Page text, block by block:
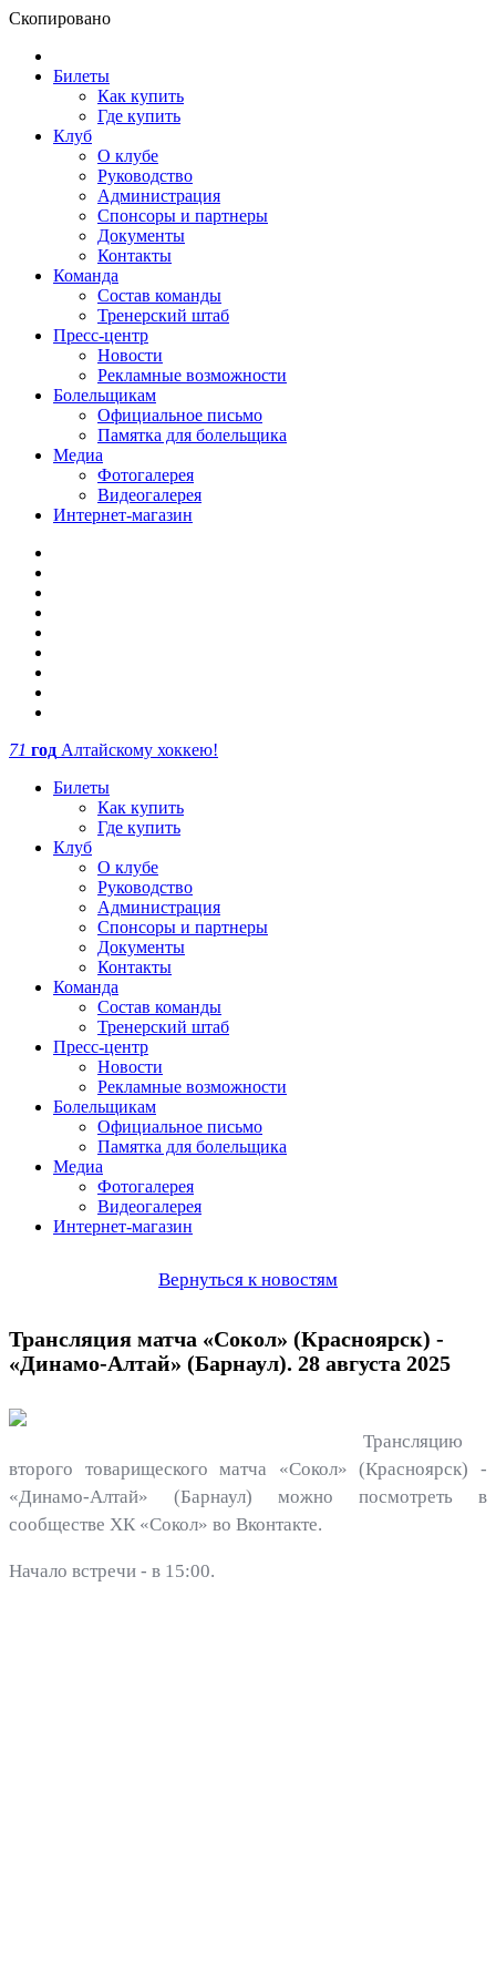
Скопировано
Билеты
Как купить
Где купить
Клуб
О клубе
Руководство
Администрация
Спонсоры и партнеры
Документы
Контакты
Команда
Состав команды
Тренерский штаб
Пресс-центр
Новости
Рекламные возможности
Болельщикам
Официальное письмо
Памятка для болельщика
Медиа
Фотогалерея
Видеогалерея
Интернет-магазин
71 год Алтайскому хоккею!
Билеты
Как купить
Где купить
Клуб
О клубе
Руководство
Администрация
Спонсоры и партнеры
Документы
Контакты
Команда
Состав команды
Тренерский штаб
Пресс-центр
Новости
Рекламные возможности
Болельщикам
Официальное письмо
Памятка для болельщика
Медиа
Фотогалерея
Видеогалерея
Интернет-магазин
Вернуться к новостям
Трансляция матча «Сокол» (Красноярск) -
«Динамо-Алтай» (Барнаул). 28 августа 2025
Трансляцию
второго товарищеского матча «Сокол» (Красноярск) -
«Динамо-Алтай» (Барнаул) можно посмотреть в
сообществе ХК «Сокол» во Вконтакте.
Начало встречи - в 15:00.